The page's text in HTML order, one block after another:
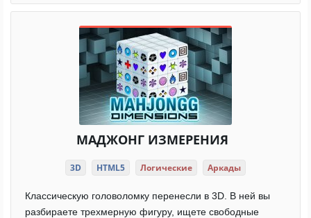
МАДЖОНГ ИЗМЕРЕНИЯ
3D HTML5 Логические Аркады
Классическую головоломку перенесли в 3D. В ней вы
разбираете трехмерную фигуру, ищете свободные